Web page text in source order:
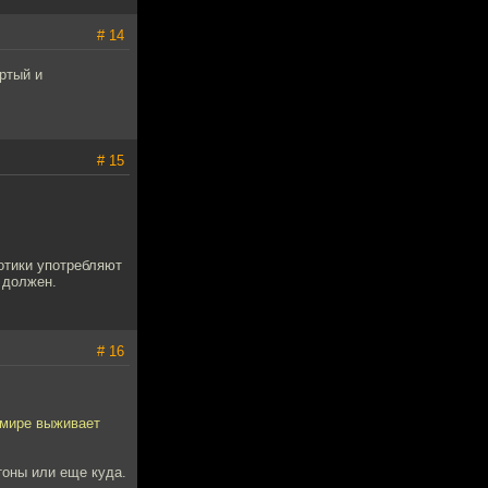
# 14
и
# 15
употребляют
должен.
# 16
выживает
или еще куда.